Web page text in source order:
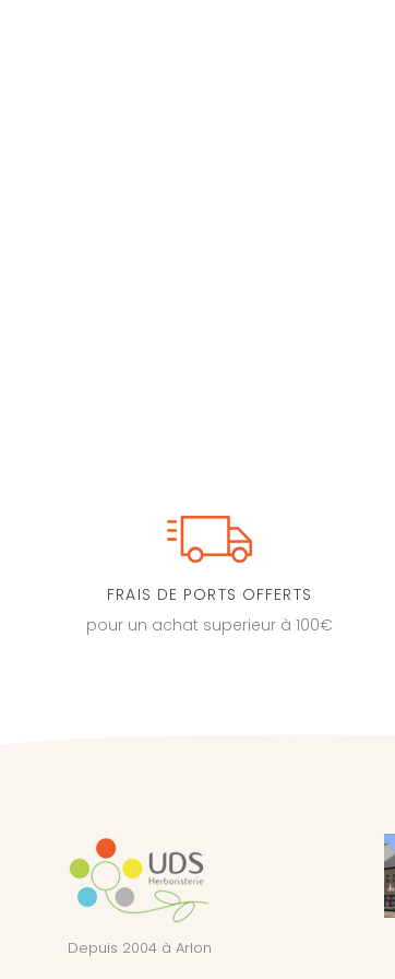
FRAIS DE PORTS OFFERTS
pour un achat superieur à 100€
Depuis 2004 à Arlon